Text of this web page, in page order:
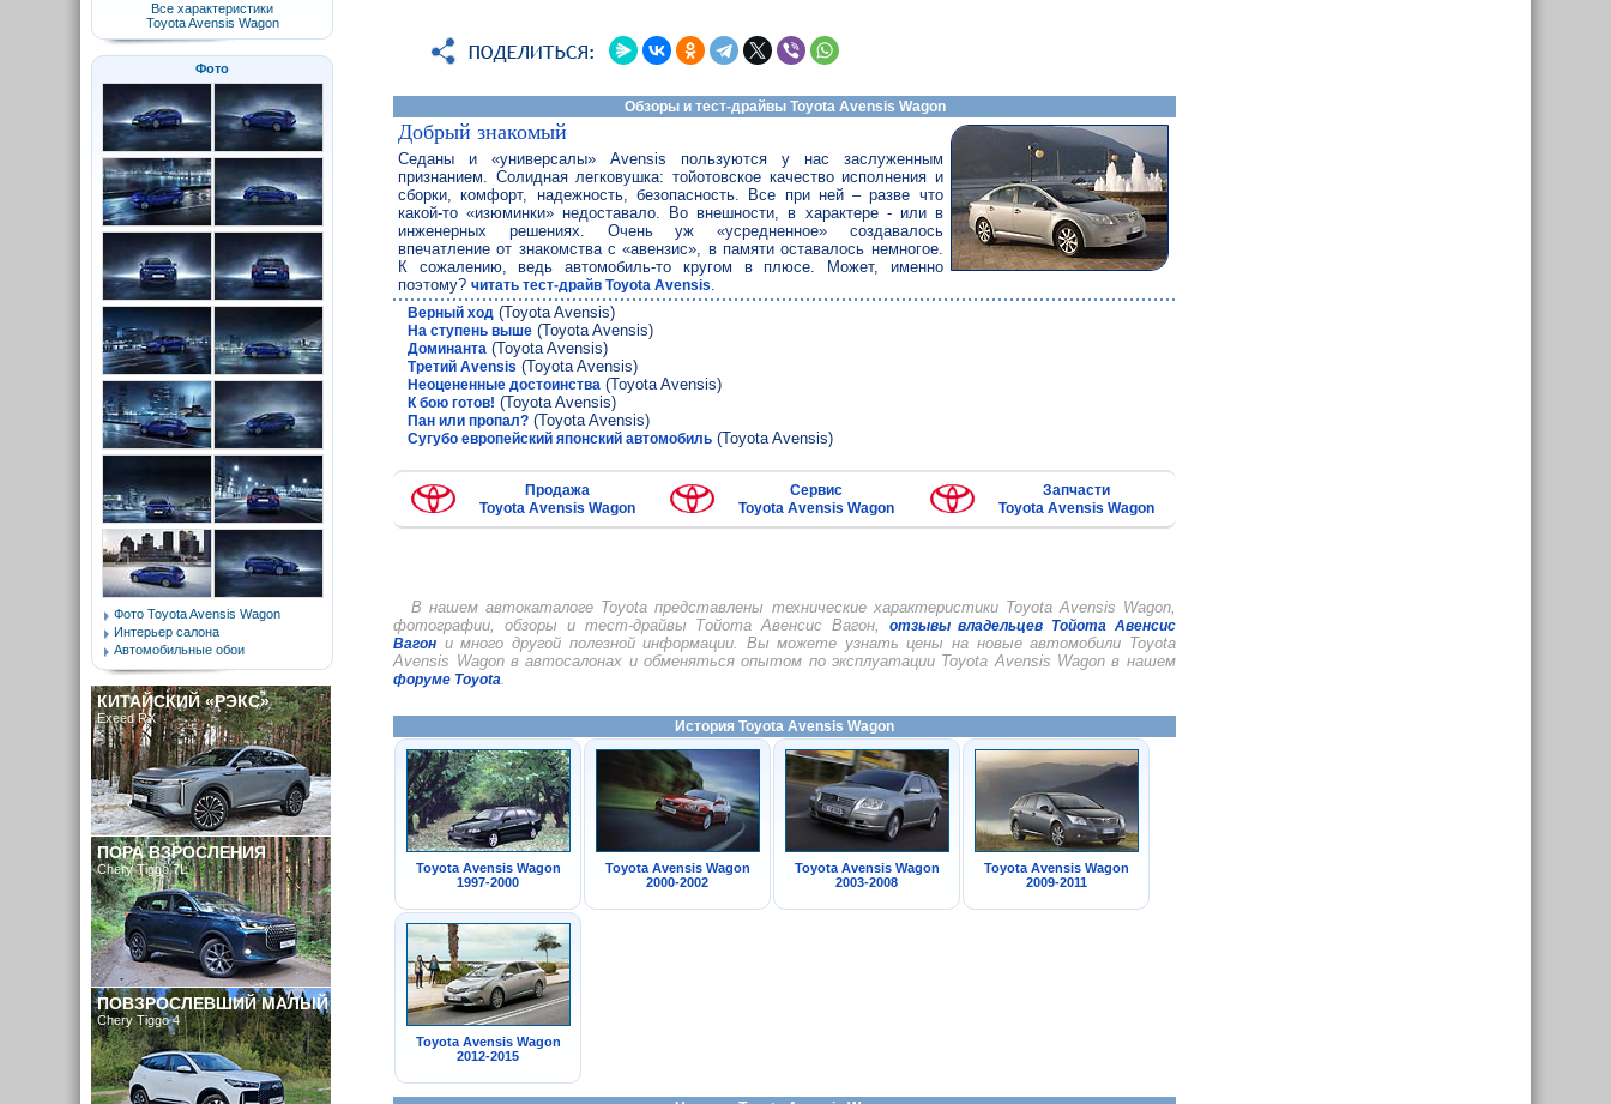
Обзоры и тест-драйвы Toyota Avensis Wagon
Добрый знакомый
Седаны и «универсалы» Avensis пользуются у нас заслуженным
признанием. Солидная легковушка: тойотовское качество исполнения и
сборки, комфорт, надежность, безопасность. Все при ней – разве что
какой-то «изюминки» недоставало. Во внешности, в характере - или в
инженерных решениях. Очень уж «усредненное» создавалось
впечатление от знакомства с «авензис», в памяти оставалось немногое.
К сожалению, ведь автомобиль-то кругом в плюсе. Может, именно
поэтому?читать тест-драйв Toyota Avensis.
Верный ход(Toyota Avensis)
На ступень выше(Toyota Avensis)
Доминанта(Toyota Avensis)
Третий Avensis (Toyota Avensis)
Неоцененные достоинства(Toyota Avensis)
К бою готов! (Toyota Avensis)
Пан или пропал?(Toyota Avensis)
Сугубо европейский японский автомобиль(Toyota Avensis)
Продажа
Toyota Avensis Wagon
Сервис
Toyota Avensis Wagon
Запчасти
Toyota Avensis Wagon
В нашем автокаталоге Toyota представлены технические характеристики Toyota Avensis Wagon,
фотографии, обзоры и тест-драйвы Тойота Авенсис Вагон, отзывы владельцев Тойота Авенсис
Вагон и много другой полезной информации. Вы можете узнать цены на новые автомобили Toyota
Avensis Wagon в автосалонах и обменяться опытом по эксплуатации Toyota Avensis Wagon в нашем
форуме Toyota.
История Toyota Avensis Wagon
Toyota Avensis Wagon
1997-2000
Toyota Avensis Wagon
2000-2002
Toyota Avensis Wagon
2003-2008
Toyota Avensis Wagon
2009-2011
Toyota Avensis Wagon
2012-2015
Все характеристики
Toyota Avensis Wagon
Фото
Фото Toyota Avensis Wagon
Интерьер салона
Автомобильные обои
КИТАЙСКИЙ «РЭКС»
Exeed RX
ПОРА ВЗРОСЛЕНИЯ
Chery Tiggo 7L
ПОВЗРОСЛЕВШИЙ МАЛЫЙ
Chery Tiggo 4